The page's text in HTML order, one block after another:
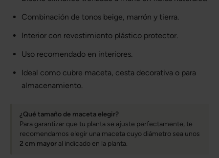
Combinación de tonos beige, marrón y tierra.
Interior con revestimiento plástico protector.
Uso recomendado en interiores.
Ideal como cubre maceta, cesta decorativa o para
almacenamiento.
¿Qué tamaño de maceta elegir?
Para garantizar que tu planta se ajuste perfectamente, te
recomendamos elegir una maceta cuyo diámetro sea unos
2 cm mayor al indicado en la planta.